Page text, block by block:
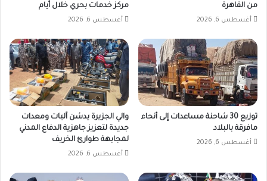
من القاهرة
أغسطس 6, 2026
مركز خدمات بحري خلال أيام
أغسطس 6, 2026
توزيع 30 شاحنة مساعدات إلى أنحاء
مافرقة بالبلاد
أغسطس 6, 2026
والي الجزيرة يدشن آليات ومعدات
جديدة لتعزيز جاهزية الدفاع المدني
لمجابهة طوارئ الخريف
أغسطس 6, 2026